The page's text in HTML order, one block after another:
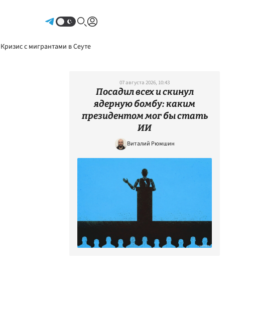
Кризис с мигрантами в Сеуте
07 августа 2026, 10:43
Посадил всех и скинул
ядерную бомбу: каким
президентом мог бы стать
ИИ
Виталий Рюмшин